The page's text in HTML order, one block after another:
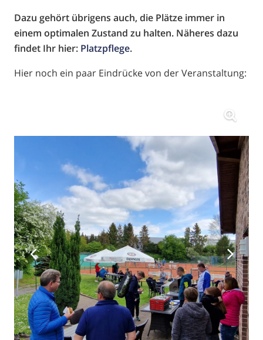
Dazu gehört übrigens auch, die Plätze immer in
einem optimalen Zustand zu halten. Näheres dazu
findet Ihr hier: Platzpflege.
Hier noch ein paar Eindrücke von der Veranstaltung: